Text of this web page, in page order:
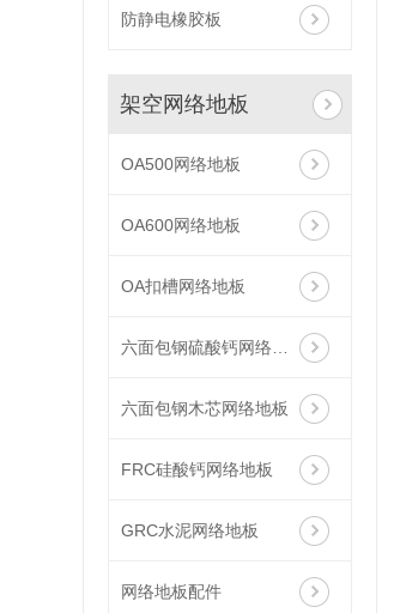
防静电橡胶板
架空网络地板
OA500网络地板
OA600网络地板
OA扣槽网络地板
六面包钢硫酸钙网络地板
六面包钢木芯网络地板
FRC硅酸钙网络地板
GRC水泥网络地板
网络地板配件